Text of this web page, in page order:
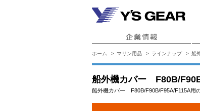
ホーム マリン用品 ラインナップ 船
船外機カバー F80B/
船外機カバー F80B/F90B/F95A/F115A用